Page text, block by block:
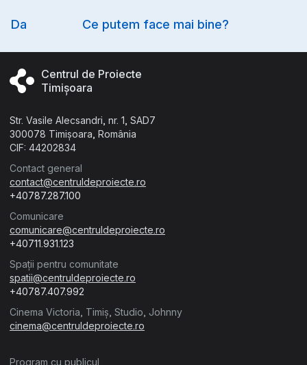
Da Ce putem face mai bine?
Centrul de Proiecte
Timișoara
Str. Vasile Alecsandri, nr. 1, SAD7
300078 Timișoara, România
CIF: 44202834
Contact general
contact@centruldeproiecte.ro
+40787.287.100
Comunicare
comunicare@centruldeproiecte.ro
+40711.931.123
Spații pentru comunitate
spatii@centruldeproiecte.ro
+40787.407.992
Cinema Victoria, Timiș, Studio, Johnny
cinema@centruldeproiecte.ro
Program cu publicul